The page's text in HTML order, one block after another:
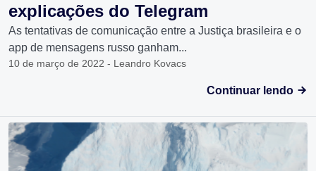
explicações do Telegram
As tentativas de comunicação entre a Justiça brasileira e o
app de mensagens russo ganham...
10 de março de 2022 - Leandro Kovacs
Continuar lendo